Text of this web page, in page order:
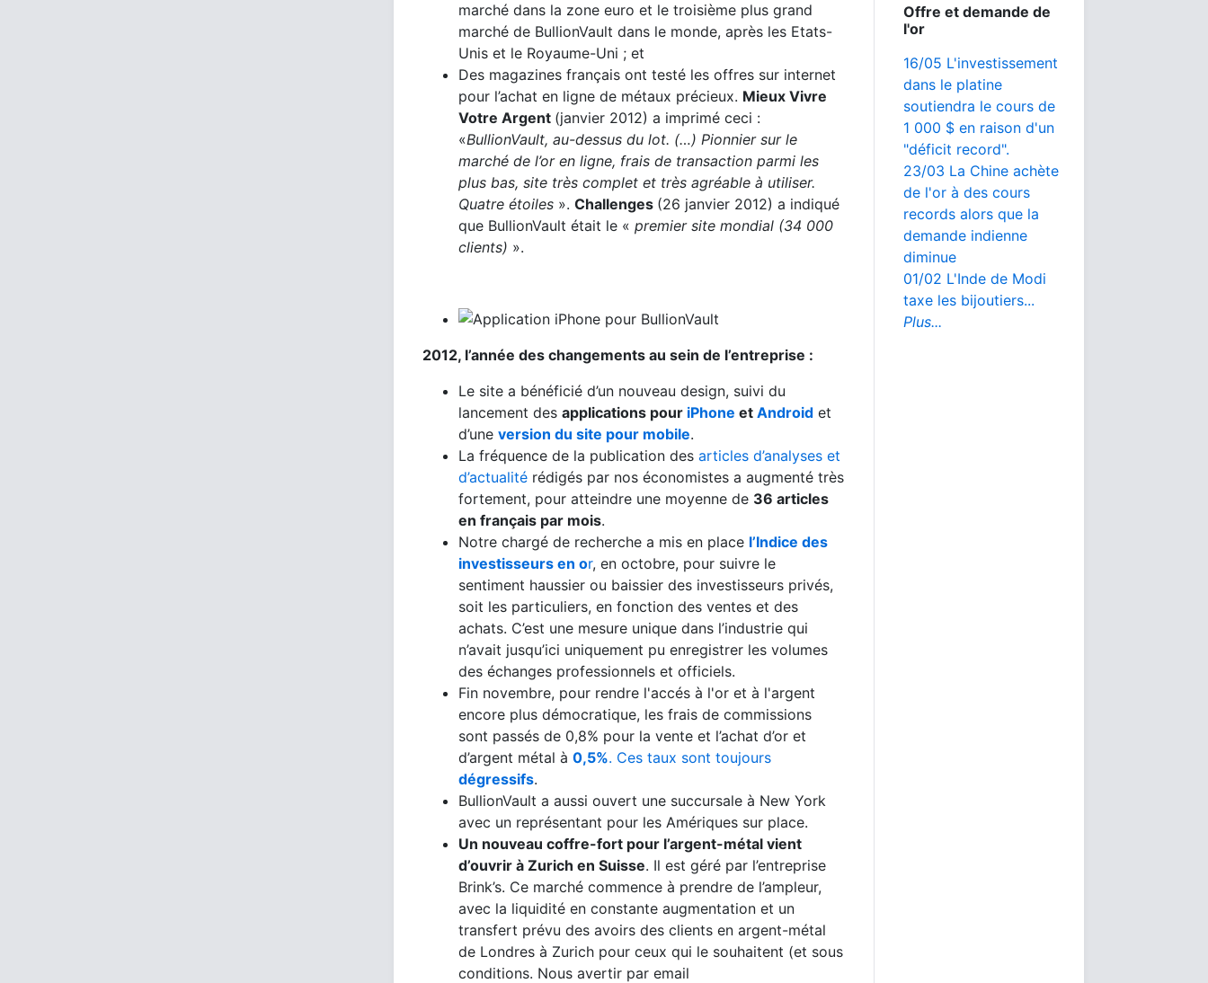
marché dans la zone euro et le troisième plus grand
marché de BullionVault dans le monde, après les Etats-
Unis et le Royaume-Uni ; et
Des magazines français ont testé les offres sur internet
pour l’achat en ligne de métaux précieux. Mieux Vivre
Votre Argent (janvier 2012) a imprimé ceci :
«BullionVault, au-dessus du lot. (…) Pionnier sur le
marché de l’or en ligne, frais de transaction parmi les
plus bas, site très complet et très agréable à utiliser.
Quatre étoiles ». Challenges (26 janvier 2012) a indiqué
que BullionVault était le « premier site mondial (34 000
clients) ».
2012, l’année des changements au sein de l’entreprise :
Le site a bénéficié d’un nouveau design, suivi du
lancement des applications pour iPhone et Android et
d’une version du site pour mobile.
La fréquence de la publication des articles d’analyses et
d’actualité rédigés par nos économistes a augmenté très
fortement, pour atteindre une moyenne de 36 articles
en français par mois.
Notre chargé de recherche a mis en place l’Indice des
investisseurs en or, en octobre, pour suivre le
sentiment haussier ou baissier des investisseurs privés,
soit les particuliers, en fonction des ventes et des
achats. C’est une mesure unique dans l’industrie qui
n’avait jusqu’ici uniquement pu enregistrer les volumes
des échanges professionnels et officiels.
Fin novembre, pour rendre l'accés à l'or et à l'argent
encore plus démocratique, les frais de commissions
sont passés de 0,8% pour la vente et l’achat d’or et
d’argent métal à 0,5%. Ces taux sont toujours
dégressifs.
BullionVault a aussi ouvert une succursale à New York
avec un représentant pour les Amériques sur place.
Un nouveau coffre-fort pour l’argent-métal vient
d’ouvrir à Zurich en Suisse. Il est géré par l’entreprise
Brink’s. Ce marché commence à prendre de l’ampleur,
avec la liquidité en constante augmentation et un
transfert prévu des avoirs des clients en argent-métal
de Londres à Zurich pour ceux qui le souhaitent (et sous
conditions. Nous avertir par email
Offre et demande de
l'or
16/05 L'investissement
dans le platine
soutiendra le cours de
1 000 $ en raison d'un
"déficit record".
23/03 La Chine achète
de l'or à des cours
records alors que la
demande indienne
diminue
01/02 L'Inde de Modi
taxe les bijoutiers...
Plus...